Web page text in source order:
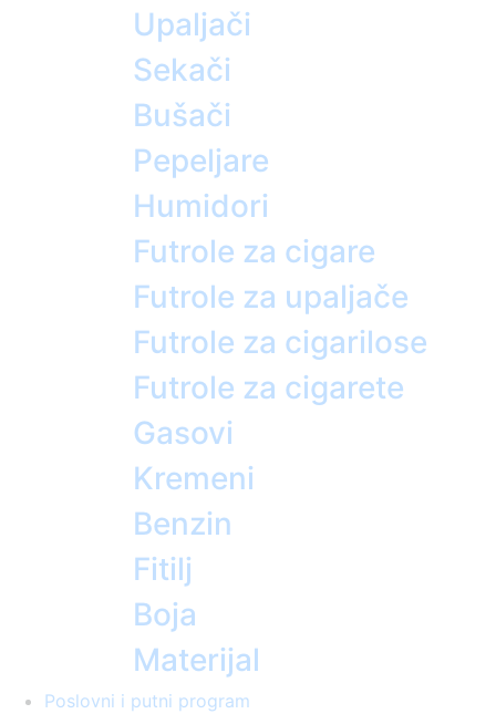
Upaljači
Sekači
Bušači
Pepeljare
Humidori
Futrole za cigare
Futrole za upaljače
Futrole za cigarilose
Futrole za cigarete
Gasovi
Kremeni
Benzin
Fitilj
Boja
Materijal
Poslovni i putni program